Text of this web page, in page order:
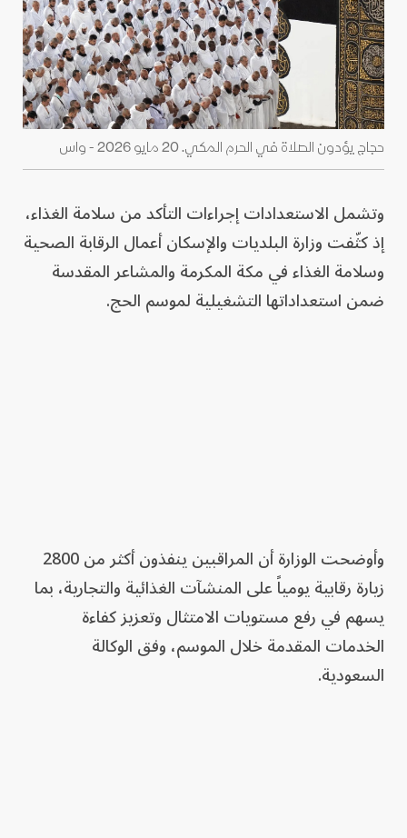
حجاج يؤدون الصلاة في الحرم المكي. 20 مايو 2026 - واس
وتشمل الاستعدادات إجراءات التأكد من سلامة الغذاء،
إذ كثّفت وزارة البلديات والإسكان أعمال الرقابة الصحية
وسلامة الغذاء في مكة المكرمة والمشاعر المقدسة
ضمن استعداداتها التشغيلية لموسم الحج.
وأوضحت الوزارة أن المراقبين ينفذون أكثر من 2800
زيارة رقابية يومياً على المنشآت الغذائية والتجارية، بما
يسهم في رفع مستويات الامتثال وتعزيز كفاءة
الخدمات المقدمة خلال الموسم، وفق الوكالة
السعودية.